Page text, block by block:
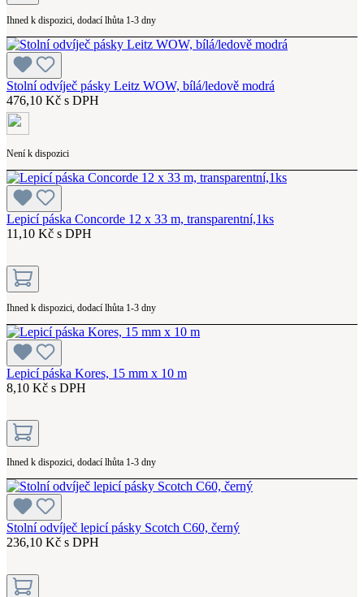
Ihned k dispozici, dodací lhůta 1-3 dny
Stolní odvíječ pásky Leitz WOW, bílá/ledově modrá
476,10 Kč s DPH
Není k dispozici
Lepicí páska Concorde 12 x 33 m, transparentní,1ks
11,10 Kč s DPH
Ihned k dispozici, dodací lhůta 1-3 dny
Lepicí páska Kores, 15 mm x 10 m
8,10 Kč s DPH
Ihned k dispozici, dodací lhůta 1-3 dny
Stolní odvíječ lepicí pásky Scotch C60, černý
236,10 Kč s DPH